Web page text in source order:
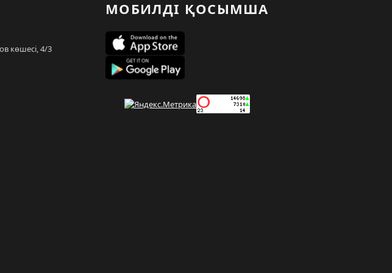
көшесі, 4/3
МОБИЛДІ ҚОСЫМША